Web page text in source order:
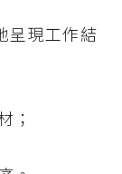
呈現工作結
；